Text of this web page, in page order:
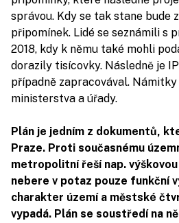
správou. Kdy se tak stane bude
připomínek. Lidé se seznámili s
2018, kdy k němu také mohli
dorazily tisícovky. Následně je
případně zapracovával.
ministerstva a úřady.
Plán je jedním z dokumentů,
Praze. Proti současnému
metropolitní řeší nap.
nebere v potaz pouze funkční
charakter území a městské
vypadá. Plán se soustředí na